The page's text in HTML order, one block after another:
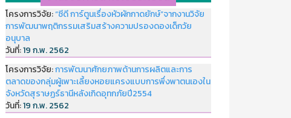
โครงการวิจัย:“ซีดี การ์ตูนเรื่องหัวผักกาดยักษ์”จากงานวิจัย
การพัฒนาพฤติกรรมเสริมสร้างความปรองดองเด็กวัย
อนุบาล
วันที่:19 ก.พ. 2562
โครงการวิจัย:การพัฒนาศักยภาพด้านการผลิตและการ
ตลาดของกลุ่มผู้เพาะเลี้ยงหอยแครงแบบการพึ่งพาตนเองใน
จังหวัดสุราษฏร์ธานีหลังเกิดอุทกภัยปี2554
วันที่:19 ก.พ. 2562